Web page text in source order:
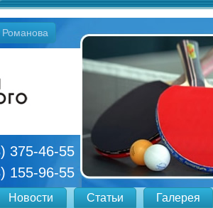
Романова
375-46-55
155-96-55
Новости Статьи Галерея